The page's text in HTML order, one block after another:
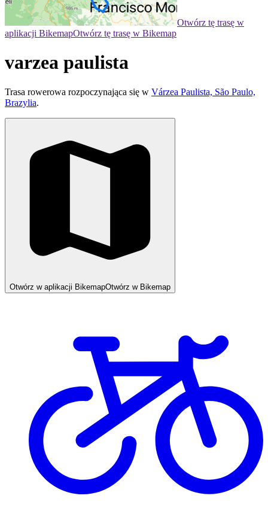
Otwórz tę trasę w
aplikacji BikemapOtwórz tę trasę w Bikemap
varzea paulista
Trasa rowerowa rozpoczynająca się w Várzea Paulista, São Paulo,
Brazylia.
Otwórz w aplikacji BikemapOtwórz w Bikemap